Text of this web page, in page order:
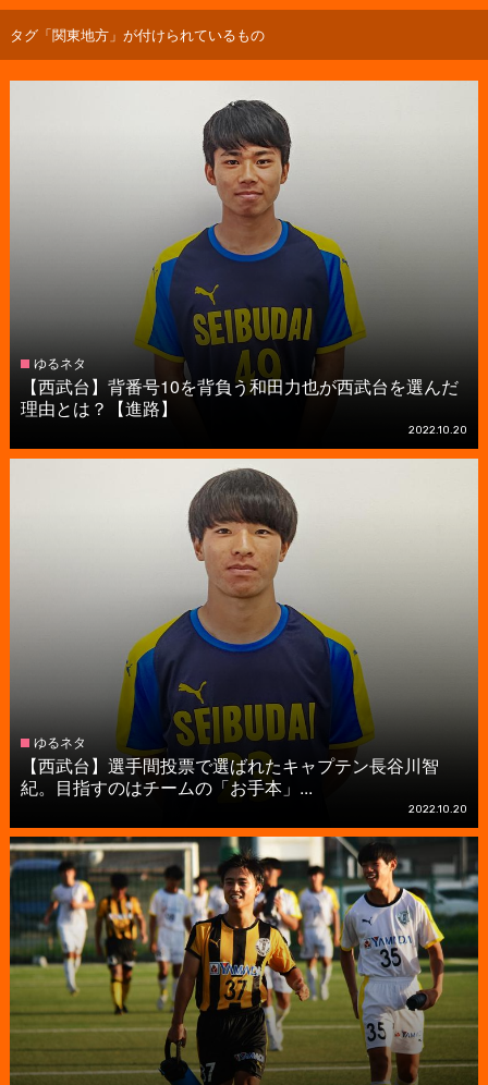
タグ「関東地方」が付けられているもの
ゆるネタ
【西武台】背番号10を背負う和田力也が西武台を選んだ
理由とは？【進路】
2022.10.20
ゆるネタ
【西武台】選手間投票で選ばれたキャプテン長谷川智
紀。目指すのはチームの「お手本」...
2022.10.20